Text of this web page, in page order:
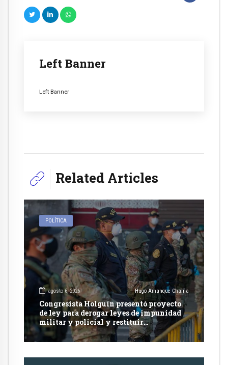
Left Banner
Left Banner
Related Articles
POLÍTICA
agosto 6, 2026 Hugo Amanque Chaiña
Congresista Holguín presentó proyecto
de ley para derogar leyes de impunidad
militar y policial y restituir
competencia de justicia ordinaria